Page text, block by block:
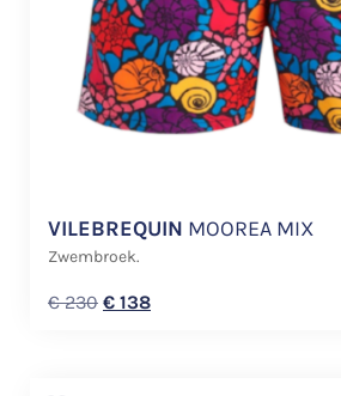
VILEBREQUIN MOOREA MIX
Zwembroek.
€230 € 138